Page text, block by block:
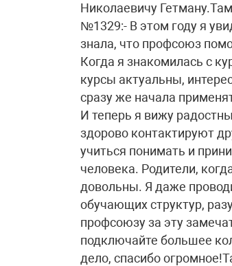
Николаевичу
№1329:- В этом году я
знала, что профсоюз
Когда я знакомилась с
курсы актуальны,
сразу же начала
И теперь я вижу
здорово контактируют
учиться понимать и
человека. Родители,
довольны. Я даже
обучающих структур,
профсоюзу за эту
подключайте большее
дело, спасибо